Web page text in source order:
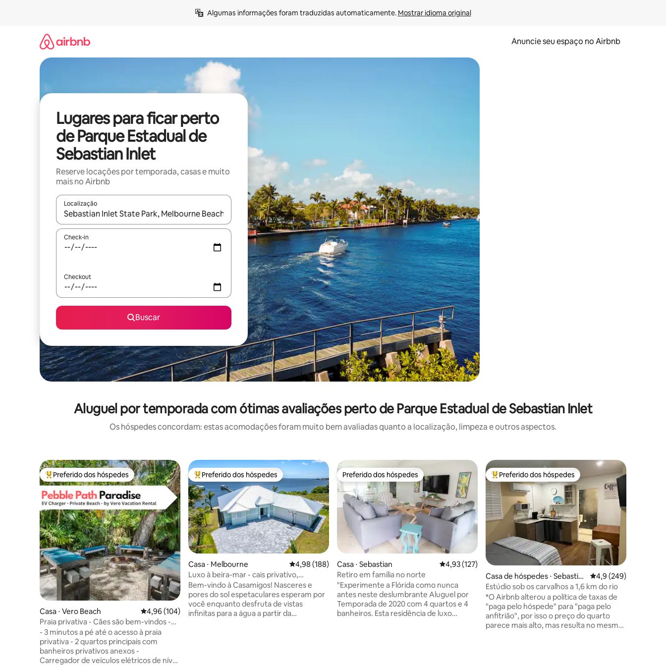
Algumas informações foram traduzidas automaticamente. Mostrar idioma original
Anuncie seu espaço no Airbnb
Lugares para ficar perto
de Parque Estadual de
Sebastian Inlet
Reserve locações por temporada, casas e muito
mais no Airbnb
Localização
Quando os resultados estiverem disponíveis, explore-os usando as seta para cima e para baixo do teclado ou tocando e deslizando o dedo na tela.
Check-in
Checkout
Buscar
Aluguel por temporada com ótimas avaliações perto de Parque Estadual de Sebastian Inlet
Os hóspedes concordam: estas acomodações foram muito bem avaliadas quanto a localização, limpeza e outros aspectos.
Entre os melhores preferidos dos hóspedes
Preferido dos hóspedes
Casa ⋅ Vero Beach 4,96 de uma avaliação média de 5, 104 avaliações
4,96 (104)
Praia privativa - Cães são bem-vindos -
Carregador de veículos elétricos - 3/3
- 3 minutos a pé até o acesso à praia
privativa - 2 quartos principais com
banheiros privativos anexos -
Carregador de veículos elétricos de nível
Entre os melhores preferidos dos hóspedes
Preferido dos hóspedes
Casa ⋅ Melbourne 4,98 de uma avaliação média de 5, 188 avaliações
4,98 (188)
Luxo à beira-mar - cais privativo,
golfinhos, vistas
Bem-vindo à Casamigos! Nasceres e
pores do sol espetaculares esperam por
você enquanto desfruta de vistas
infinitas para a água a partir da
Preferido dos hóspedes
Preferido dos hóspedes
Casa ⋅ Sebastian 4,93 de uma avaliação média de 5, 127 avaliações
4,93 (127)
Retiro em família no norte
"Experimente a Flórida como nunca
antes neste deslumbrante Aluguel por
Temporada de 2020 com 4 quartos e 4
banheiros. Esta residência de luxo
Entre os melhores preferidos dos hóspedes
Preferido dos hóspedes
Casa de hóspedes ⋅ Sebastia
n
4,9 de uma avaliação
4,9 (249)
Estúdio sob os carvalhos a 1,6 km do rio
*O Airbnb alterou a política de taxas de
"paga pelo hóspede" para "paga pelo
anfitrião", por isso o preço do quarto
parece mais alto, mas resulta no mesmo